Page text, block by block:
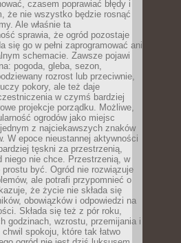
czasem poprawiać błędy i
że nie wszystko będzie rosnąć
Ale właśnie ta
sprawia, że ogród pozostaje
się go w pełni zaprogramować ani
schemacie. Zawsze pojawi
pogoda, gleba, sezon,
rozrost lub przeciwnie,
pokory, ale też daje
w czymś bardziej
projekcje porządku. Możliwe,
ogrodów jako miejsc
z najciekawszych znaków
W epoce nieustannej aktywności
tęskni za przestrzenią,
niego nie chce. Przestrzenią, w
prostu być. Ogród nie rozwiązuje
ale potrafi przypomnieć o
że życie nie składa się
obowiązków i odpowiedzi na
Składa się też z pór roku,
godzinach, wzrostu, przemijania i
spokoju, które tak łatwo